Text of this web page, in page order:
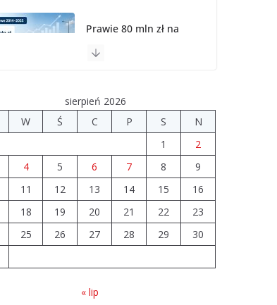
Prawie 80 mln zł na
gminy?
Szkoła we
Władysławowie
modernizację
06.08.2026
Prawie 20 tys. zł dla
dyrektora szpitala.
Podwyżka mimo
04.08.2026
sierpień 2026
W Ś C P S
N
1
2
4 5 6 7 8
9
11 12 13 14 15
16
18 19 20 21 22
23
25 26 27 28 29
30
« lip